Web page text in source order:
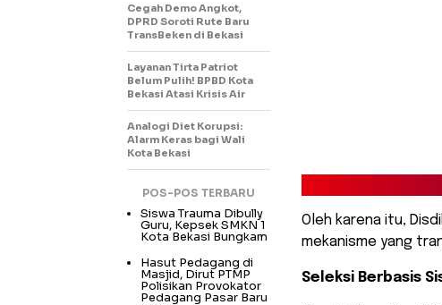
Oleh karena itu,
mekanisme yang
Seleksi Berbasis
Cegah Demo Angkot,
DPRD Soroti Rute Baru
TransBeken di Bekasi
Layanan Tirta Patriot
Belum Pulih! BPBD Kota
Bekasi Atasi Krisis Air
Analogi Diet Korupsi:
Alarm Keras bagi Wali
Kota Bekasi
POS-POS TERBARU
Siswa Trauma Dibully
Guru, Kepsek SMKN 1
Kota Bekasi Bungkam
Hasut Pedagang di
Masjid, Dirut PTMP
Polisikan Provokator
Pedagang Pasar Baru